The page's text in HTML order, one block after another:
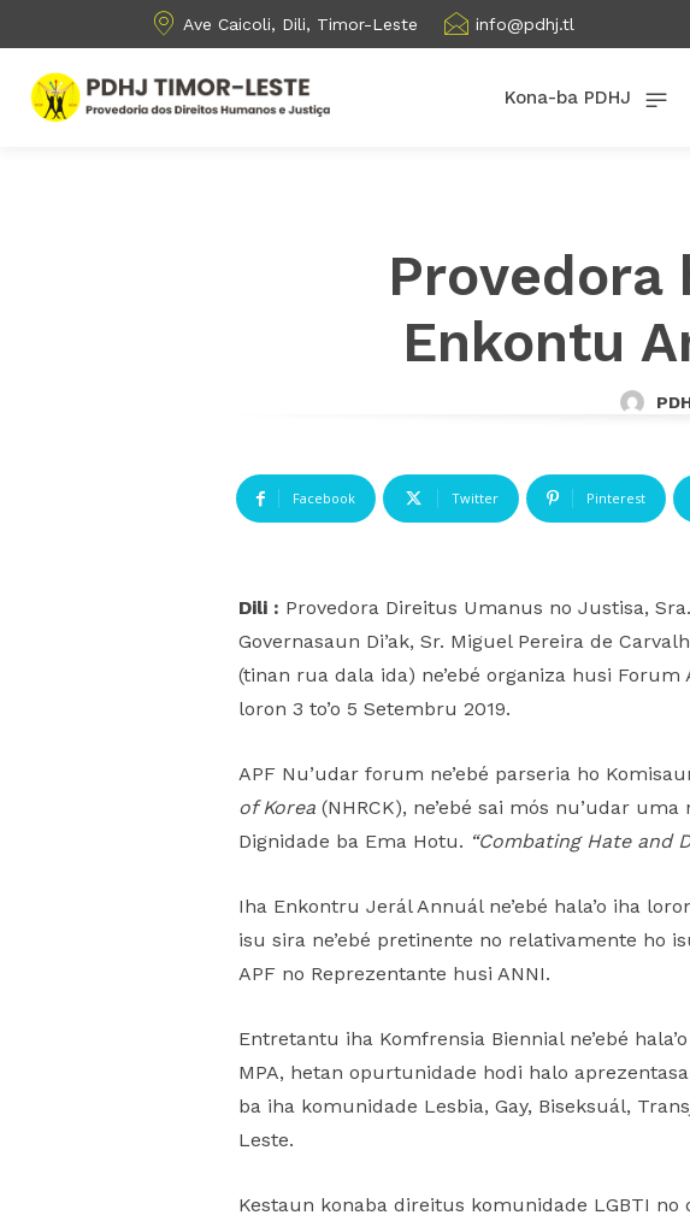
Ave Caicoli, Dili, Timor-Leste info@pdhj.tl
Kona-ba PDHJ
Enkontu
Facebook Twitter Pinterest
Dili : Provedora Direitus Umanus no Justisa,
Governasaun Di’ak, Sr. Miguel Pereira de
(tinan rua dala ida) ne’ebé organiza husi Forum
loron 3 to’o 5 Setembru 2019.
APF Nu’udar forum ne’ebé parseria ho
of Korea (NHRCK), ne’ebé sai mós nu’udar
Dignidade ba Ema Hotu. “Combating Hate and
Iha Enkontru Jerál Annuál ne’ebé hala’o iha
isu sira ne’ebé pretinente no relativamente ho
APF no Reprezentante husi ANNI.
Entretantu iha Komfrensia Biennial ne’ebé
MPA, hetan opurtunidade hodi halo
ba iha komunidade Lesbia, Gay, Biseksuál,
Leste.
Kestaun konaba direitus komunidade LGBTI no